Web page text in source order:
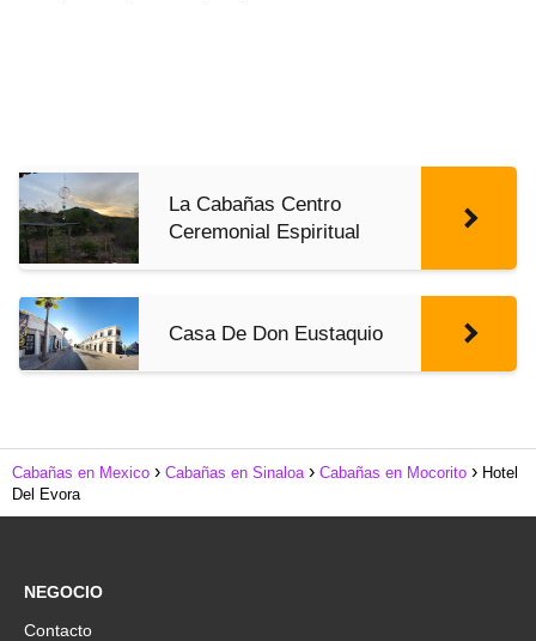
La Cabañas Centro
Ceremonial Espiritual
Casa De Don Eustaquio
Cabañas en Mexico Cabañas en Sinaloa Cabañas en Mocorito
Hotel
Del Evora
NEGOCIO
Contacto